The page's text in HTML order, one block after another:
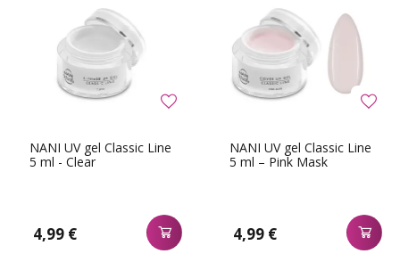
NANI UV gel Classic Line
5 ml - Clear
4,99 €
NANI UV gel Classic Line
5 ml – Pink Mask
4,99 €